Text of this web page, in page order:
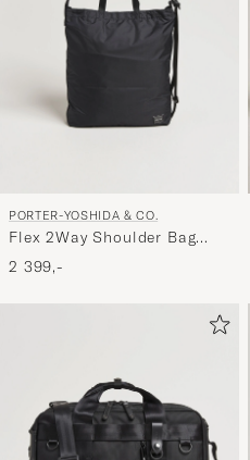
PORTER-YOSHIDA & CO.
Flex 2Way Shoulder Bag
Black
2 399,-